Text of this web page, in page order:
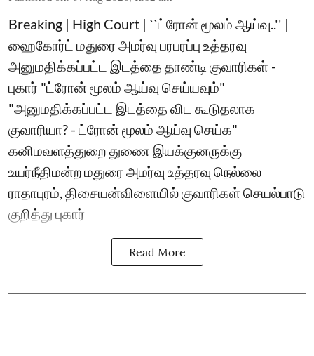
Breaking | High Court | ``ட்ரோன் மூலம் ஆய்வு..'' |
ஹைகோர்ட் மதுரை அமர்வு பரபரப்பு உத்தரவு
அனுமதிக்கப்பட்ட இடத்தை தாண்டி குவாரிகள் -
புகார் "ட்ரோன் மூலம் ஆய்வு செய்யவும்"
"அனுமதிக்கப்பட்ட இடத்தை விட கூடுதலாக
குவாரியா? - ட்ரோன் மூலம் ஆய்வு செய்க"
கனிமவளத்துறை துணை இயக்குனருக்கு
உயர்நீதிமன்ற மதுரை அமர்வு உத்தரவு நெல்லை
ராதாபுரம், திசையன்விளையில் குவாரிகள் செயல்பாடு
குறித்து புகார்
Read More